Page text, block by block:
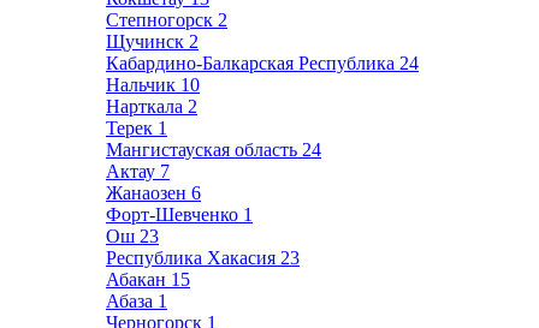
Степногорск 2
Щучинск 2
Кабардино-Балкарская Республика 24
Нальчик 10
Нарткала 2
Терек 1
Мангистауская область 24
Актау 7
Жанаозен 6
Форт-Шевченко 1
Ош 23
Республика Хакасия 23
Абакан 15
Абаза 1
Черногорск 1